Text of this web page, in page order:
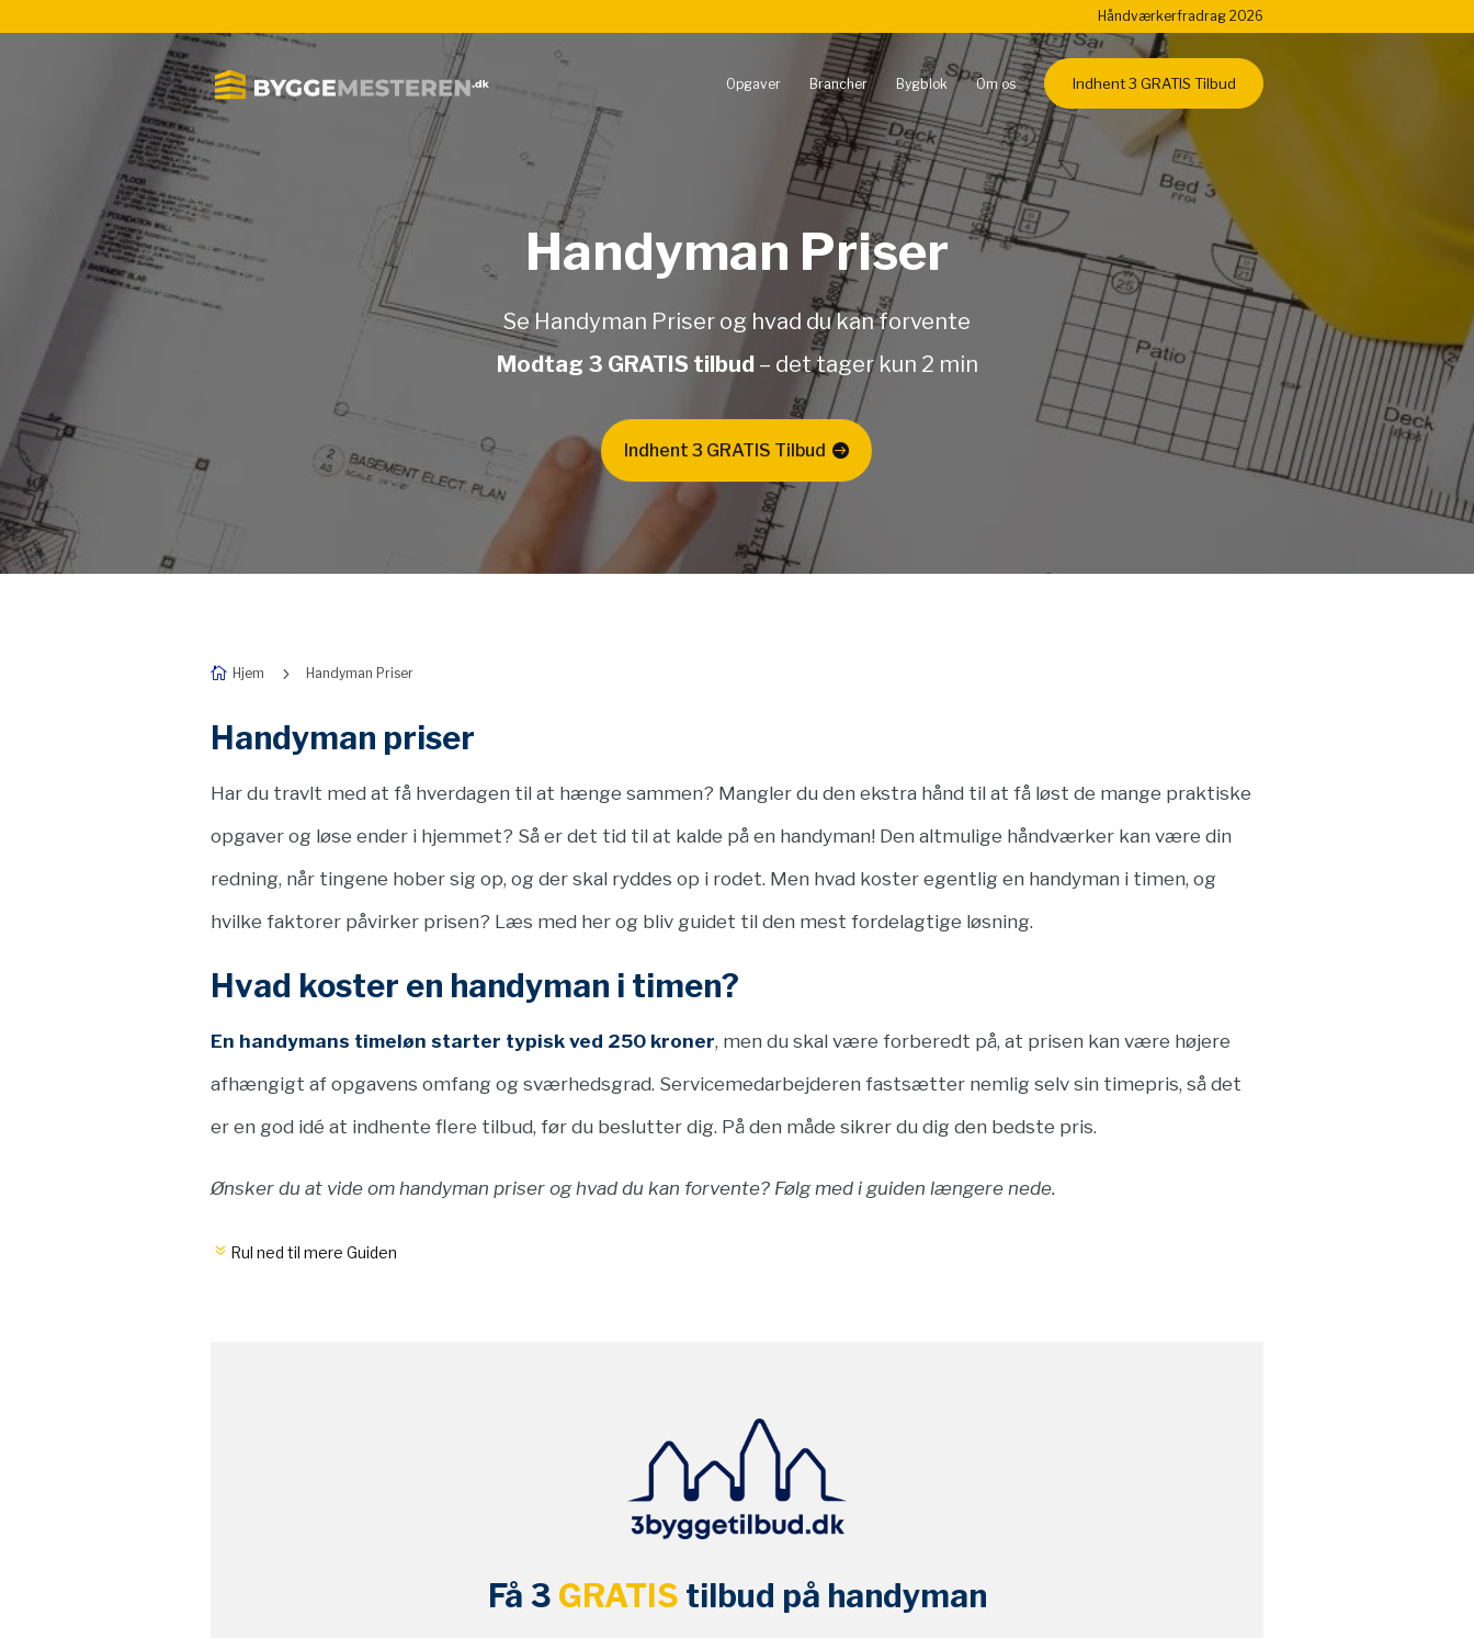
Håndværkerfradrag 2026
Opgaver Brancher Bygblok Om os Indhent 3 GRATIS Tilbud
Handyman Priser
Se Handyman Priser og hvad du kan forvente
Modtag 3 GRATIS tilbud – det tager kun 2 min
Indhent 3 GRATIS Tilbud
 Hjem 5 Handyman Priser
Handyman priser
Har du travlt med at få hverdagen til at hænge sammen? Mangler du den ekstra hånd til at få løst de mange praktiske
opgaver og løse ender i hjemmet? Så er det tid til at kalde på en handyman! Den altmulige håndværker kan være din
redning, når tingene hober sig op, og der skal ryddes op i rodet. Men hvad koster egentlig en handyman i timen, og
hvilke faktorer påvirker prisen? Læs med her og bliv guidet til den mest fordelagtige løsning.
Hvad koster en handyman i timen?
En handymans timeløn starter typisk ved 250 kroner, men du skal være forberedt på, at prisen kan være højere
afhængigt af opgavens omfang og sværhedsgrad. Servicemedarbejderen fastsætter nemlig selv sin timepris, så det
er en god idé at indhente flere tilbud, før du beslutter dig. På den måde sikrer du dig den bedste pris.
Ønsker du at vide om handyman priser og hvad du kan forvente? Følg med i guiden længere nede.
Rul ned til mere Guiden
Få 3 GRATIS tilbud på handyman